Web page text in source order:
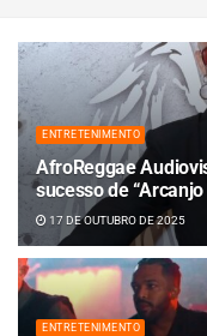
ENTRETENIMENTO
AfroReggae
sucesso de “Arcanjo
17 DE OUTUBRO DE 2025
ENTRETENIMENTO